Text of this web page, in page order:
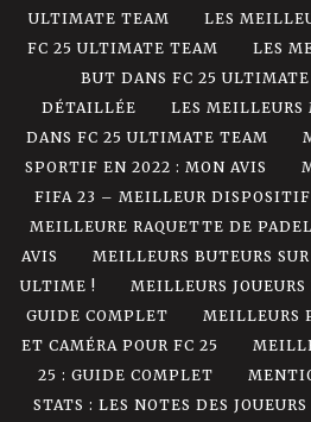
ULTIMATE TEAM
LES
FC 25 ULTIMATE TEAM
LES
BUT DANS FC 25
DÉTAILLÉE
LES
DANS FC 25 ULTIMATE TEAM
SPORTIF EN 2022 : MON AVIS
FIFA 23 – MEILLEUR
MEILLEURE RAQUETTE DE
AVIS
MEILLEURS BUTEURS
ULTIME !
MEILLEURS
GUIDE COMPLET
MEILLEURS
ET CAMÉRA POUR FC 25
25 : GUIDE COMPLET
STATS : LES NOTES DES